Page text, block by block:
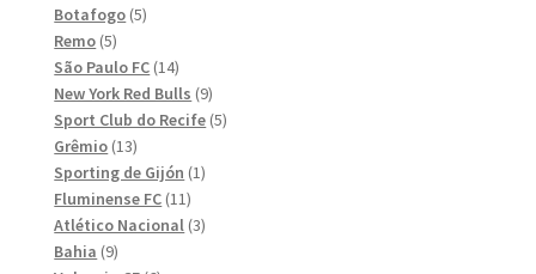
Botafogo 55
Remo 55
produkter
São Paulo FC 1414
produkter
New York Red Bulls 99
produkter
Sport Club do Recife 55
Grêmio 1313
produkter
Sporting de Gijón 11
Fluminense FC 1111
produkter
Atlético Nacional 33
Bahia 99